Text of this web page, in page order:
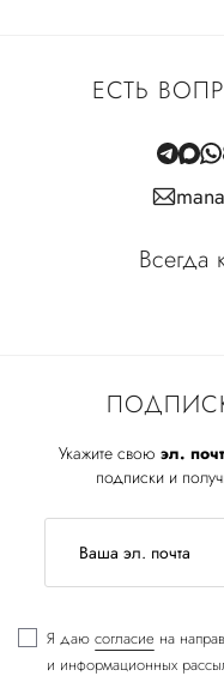
Укажите свою эл.
подписки и
Я даю согласие на
и информационных
ЕСТЬ
Всегда